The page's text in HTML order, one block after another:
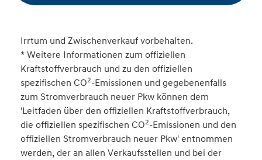
Irrtum und Zwischenverkauf vorbehalten.
* Weitere Informationen zum offiziellen
Kraftstoffverbrauch und zu den offiziellen
spezifischen CO2-Emissionen und gegebenenfalls
zum Stromverbrauch neuer Pkw können dem
'Leitfaden über den offiziellen Kraftstoffverbrauch,
die offiziellen spezifischen CO2-Emissionen und den
offiziellen Stromverbrauch neuer Pkw' entnommen
werden, der an allen Verkaufsstellen und bei der